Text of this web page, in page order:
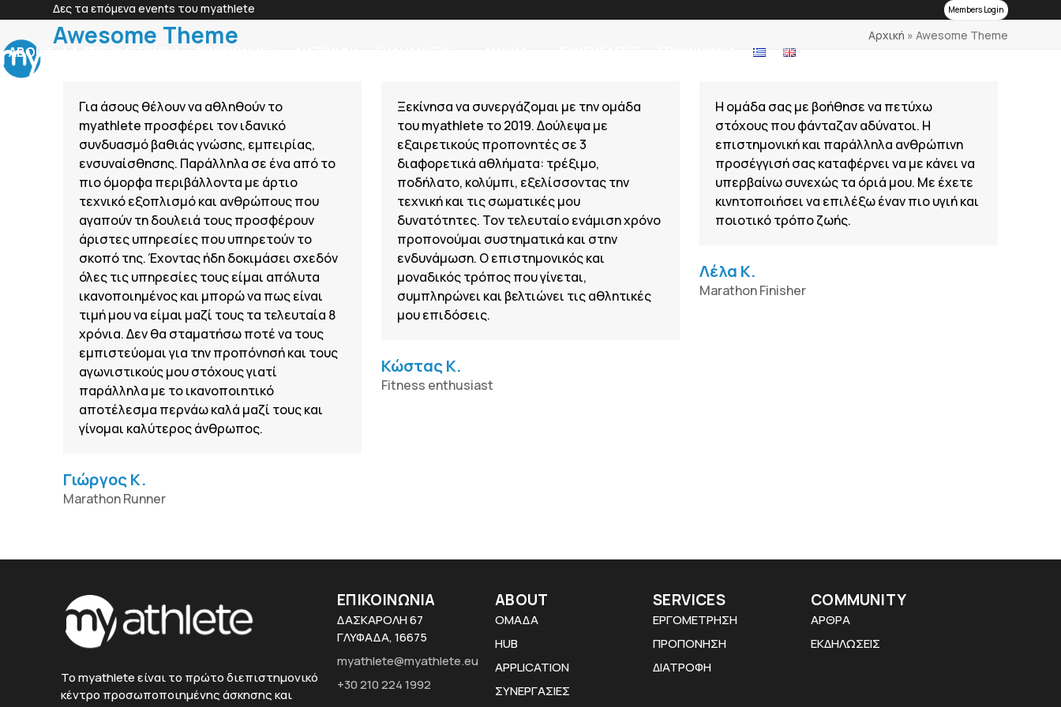
content
Δες τα επόμενα events του myathlete Members Login
ABOUT
Awesome Theme Αρχική » Awesome Theme
Για άσους θέλουν να αθληθούν το
myathlete προσφέρει τον ιδανικό
συνδυασμό βαθιάς γνώσης, εμπειρίας,
ενσυναίσθησης. Παράλληλα σε ένα από το
πιο όμορφα περιβάλλοντα με άρτιο
τεχνικό εξοπλισμό και ανθρώπους που
αγαπούν τη δουλειά τους προσφέρουν
άριστες υπηρεσίες που υπηρετούν το
σκοπό της. Έχοντας ήδη δοκιμάσει σχεδόν
όλες τις υπηρεσίες τους είμαι απόλυτα
ικανοποιημένος και μπορώ να πως είναι
τιμή μου να είμαι μαζί τους τα τελευταία 8
χρόνια. Δεν θα σταματήσω ποτέ να τους
εμπιστεύομαι για την προπόνησή και τους
αγωνιστικούς μου στόχους γιατί
παράλληλα με το ικανοποιητικό
αποτέλεσμα περνάω καλά μαζί τους και
γίνομαι καλύτερος άνθρωπος.
Γιώργος Κ.
Marathon Runner
Ξεκίνησα να συνεργάζομαι με την ομάδα
του myathlete το 2019. Δούλεψα με
εξαιρετικούς προπονητές σε 3
διαφορετικά αθλήματα: τρέξιμο,
ποδήλατο, κολύμπι, εξελίσσοντας την
τεχνική και τις σωματικές μου
δυνατότητες. Τον τελευταίο ενάμιση χρόνο
προπονούμαι συστηματικά και στην
ενδυνάμωση. Ο επιστημονικός και
μοναδικός τρόπος που γίνεται,
συμπληρώνει και βελτιώνει τις αθλητικές
μου επιδόσεις.
Κώστας Κ.
Fitness enthusiast
Η ομάδα σας με βοήθησε να πετύχω
στόχους που φάνταζαν αδύνατοι. Η
επιστημονική και παράλληλα ανθρώπινη
προσέγγισή σας καταφέρνει να με κάνει να
υπερβαίνω συνεχώς τα όριά μου. Με έχετε
κινητοποιήσει να επιλέξω έναν πιο υγιή και
ποιοτικό τρόπο ζωής.
Λέλα Κ.
Marathon Finisher
To myathlete είναι το πρώτο διεπιστημονικό
κέντρο προσωποποιημένης άσκησης και
ΕΠΙΚΟΙΝΩΝΙΑ
ΔΑΣΚΑΡΟΛΗ 67
ΓΛΥΦΑΔΑ, 16675
myathlete@myathlete.eu
+30 210 224 1992
ABOUT
ΟΜΑΔΑ
HUB
APPLICATION
ΣΥΝΕΡΓΑΣΙΕΣ
SERVICES
ΕΡΓΟΜΕΤΡΗΣΗ
ΠΡΟΠΟΝΗΣΗ
ΔΙΑΤΡΟΦΗ
COMMUNITY
ΑΡΘΡΑ
ΕΚΔΗΛΩΣΕΙΣ